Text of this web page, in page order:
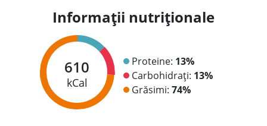
Informații nutriționale
610
kCal
Proteine: 13%
Carbohidrați: 13%
Grăsimi: 74%